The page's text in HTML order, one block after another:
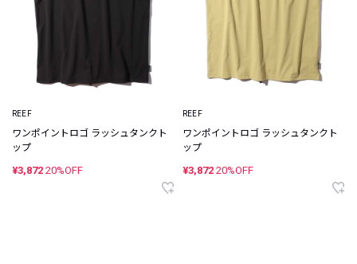
REEF
ワンポイントロゴ ラッシュタンクト
ップ
¥3,872 20%OFF
REEF
ワンポイントロゴ ラッシュタンクト
ップ
¥3,872 20%OFF